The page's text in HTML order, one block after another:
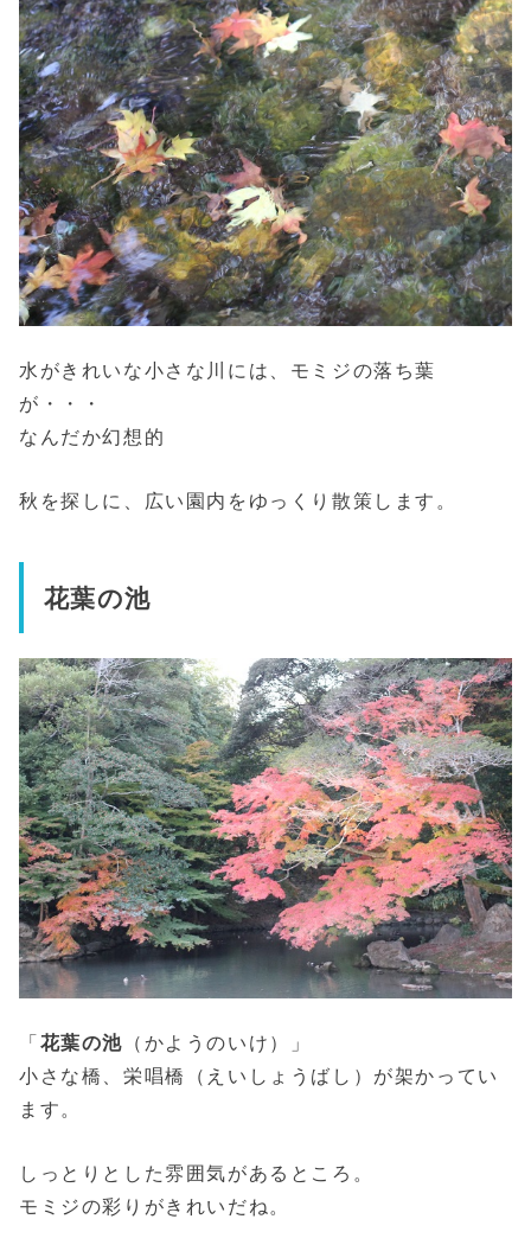
水がきれいな小さな川には、モミジの落ち葉
が・・・
なんだか幻想的
秋を探しに、広い園内をゆっくり散策します。
花葉の池
「 花葉の池 （かようのいけ）」
小さな橋、栄唱橋（えいしょうばし）が架かってい
ます。
しっとりとした雰囲気があるところ。
モミジの彩りがきれいだね。